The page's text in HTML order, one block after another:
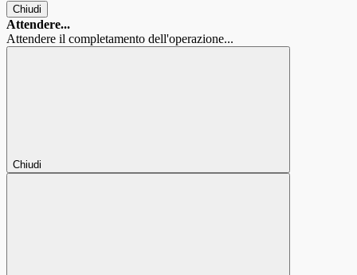
Chiudi
Attendere...
Attendere il completamento dell'operazione...
Chiudi